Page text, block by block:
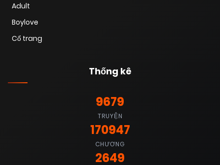
Adult
Boylove
Cổ trang
Thống kê
9679
TRUYỆN
170947
CHƯƠNG
2649